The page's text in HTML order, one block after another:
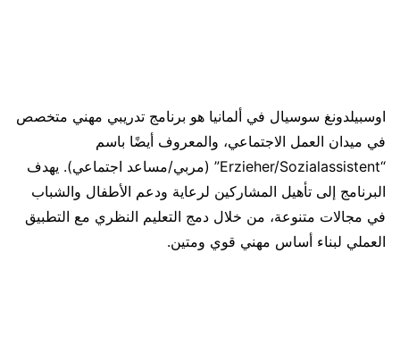
اوسبيلدونغ سوسيال في ألمانيا هو برنامج تدريبي مهني متخصص
في ميدان العمل الاجتماعي، والمعروف أيضًا باسم
“Erzieher/Sozialassistent” (مربي/مساعد اجتماعي). يهدف
البرنامج إلى تأهيل المشاركين لرعاية ودعم الأطفال والشباب
في مجالات متنوعة، من خلال دمج التعليم النظري مع التطبيق
العملي لبناء أساس مهني قوي ومتين.